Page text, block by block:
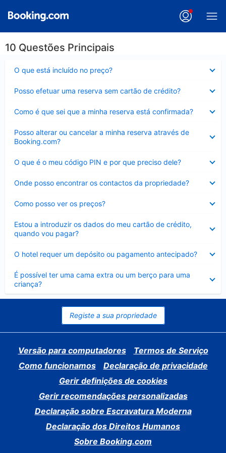
10 Questões Principais
O que está incluído no preço?
fechado
Posso efetuar uma reserva sem cartão de crédito?
fechado
Como é que sei que a minha reserva está confirmada?
fechado
Posso alterar ou cancelar a minha reserva através de
Booking.com?
fechado
O que é o meu código PIN e por que preciso dele?
fechado
Onde posso encontrar os contactos da propriedade?
fechado
Como posso ver os preços?
fechado
Estou a introduzir os dados do meu cartão de crédito,
quando vou pagar?
fechado
O hotel requer um depósito ou pagamento antecipado?
fechado
É possível ter uma cama extra ou um berço para uma
criança?
Elemento
fechado
Registe a sua propriedade
Versão para computadores
Termos de Serviço
Como funcionamos
Declaração de privacidade
Gerir definições de cookies
Gerir recomendações personalizadas
Declaração sobre Escravatura Moderna
Declaração dos Direitos Humanos
Sobre Booking.com